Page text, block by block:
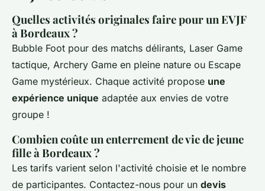
Quelles activités originales faire pour un EVJF
à Bordeaux ?
Bubble Foot pour des matchs délirants, Laser Game
tactique, Archery Game en pleine nature ou Escape
Game mystérieux. Chaque activité propose une
expérience unique adaptée aux envies de votre
groupe !
Combien coûte un enterrement de vie de jeune
fille à Bordeaux ?
Les tarifs varient selon l'activité choisie et le nombre
de participantes. Contactez-nous pour un devis